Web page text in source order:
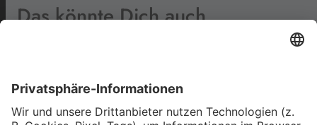
Das könnte Dich auch
Viele Freiwillige, aber auch
Sorgen: Der Wehrdienst im
Oberallgäu und Kempten